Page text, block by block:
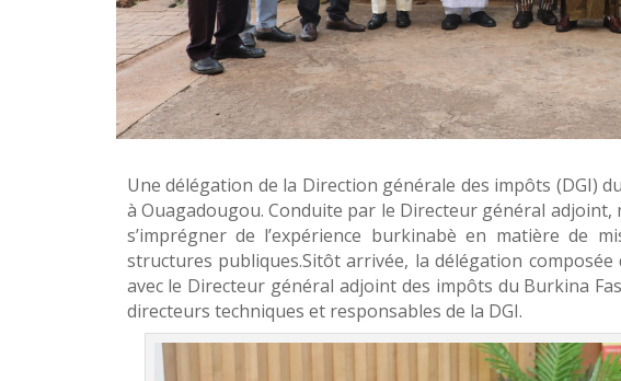
Une délégation de la Direction générale des impôts (DGI)
à Ouagadougou. Conduite par le Directeur général
s’imprégner de l’expérience burkinabè en matière de
structures publiques.Sitôt arrivée, la délégation
avec le Directeur général adjoint des impôts du Burkina
directeurs techniques et responsables de la DGI.